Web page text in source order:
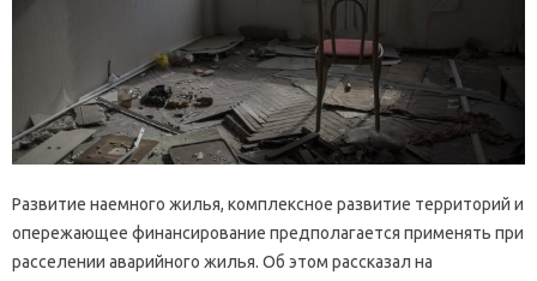
Развитие наемного жилья, комплексное развитие территорий и
опережающее финансирование предполагается применять при
расселении аварийного жилья. Об этом рассказал на